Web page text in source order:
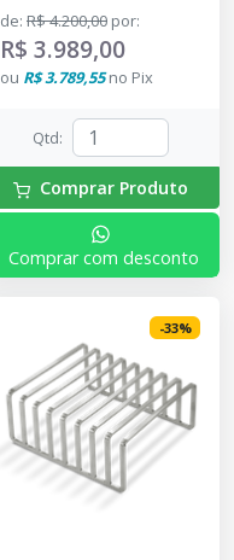
+ Mini Incubadora +
Indicador Biológico.
de: R$ 4.200,00 por:
R$ 3.989,00
ou R$ 3.789,55no Pix
Qtd:
Comprar Produto
Comprar com desconto
-33%